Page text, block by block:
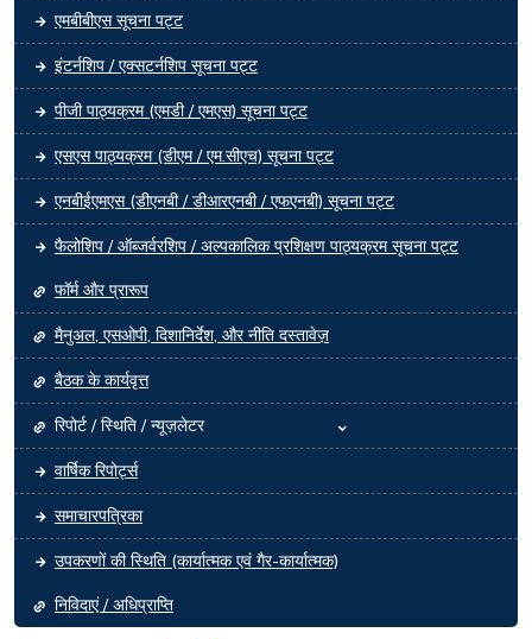
एमबीबीएस सूचना पट्ट
इंटर्नशिप / एक्सटर्नशिप सूचना पट्ट
पीजी पाठ्यक्रम (एमडी / एमएस) सूचना पट्ट
एसएस पाठ्यक्रम (डीएम / एम.सीएच) सूचना पट्ट
एनबीईएमएस (डीएनबी / डीआरएनबी / एफएनबी) सूचना पट्ट
फैलोशिप / ऑब्जर्वरशिप / अल्पकालिक प्रशिक्षण पाठ्यक्रम सूचना पट्ट
फॉर्म और प्रारूप
मैनुअल, एसओपी, दिशानिर्देश, और नीति दस्तावेज़
बैठक के कार्यवृत्त
रिपोर्ट / स्थिति / न्यूज़लेटर
वार्षिक रिपोर्ट्स
समाचारपत्रिका
उपकरणों की स्थिति (कार्यात्मक एवं गैर-कार्यात्मक)
निविदाएं / अधिप्राप्ति